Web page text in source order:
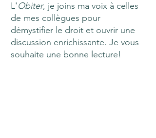
L'Obiter, je joins ma voix à celles
de mes collègues pour
démystifier le droit et ouvrir une
discussion enrichissante. Je vous
souhaite une bonne lecture!